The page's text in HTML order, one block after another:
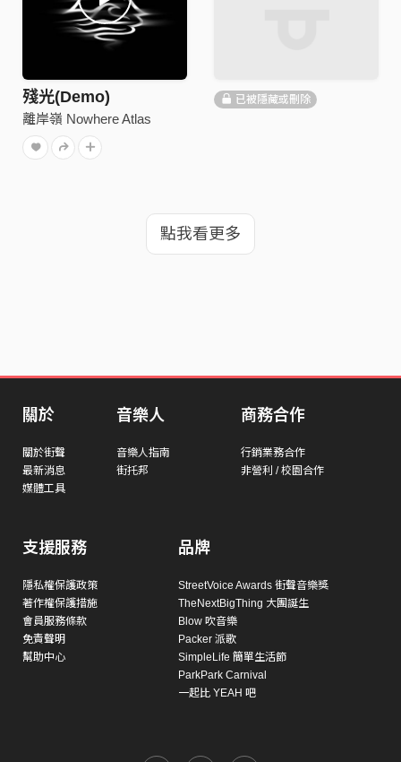
殘光(Demo)
離岸嶺 Nowhere Atlas
已被隱藏或刪除
點我看更多
關於
關於街聲
最新消息
媒體工具
音樂人
音樂人指南
街托邦
商務合作
行銷業務合作
非營利 / 校園合作
支援服務
隱私權保護政策
著作權保護措施
會員服務條款
免責聲明
幫助中心
品牌
StreetVoice Awards 街聲音樂獎
TheNextBigThing 大團誕生
Blow 吹音樂
Packer 派歌
SimpleLife 簡單生活節
ParkPark Carnival
一起比 YEAH 吧